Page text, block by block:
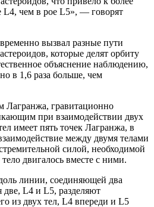
L4, чем в рое L5», — говорят
вызвал разные пути
которые делят орбиту
объяснение наблюдению,
в 1,6 раза больше, чем
Лагранжа, гравитационно
при взаимодействии двух
имеет пять точек Лагранжа, в
между двумя телами
силой, необходимой
двигалось вместе с ними.
линии, соединяющей два
L4 и L5, разделяют
из двух тел, L4 впереди и L5